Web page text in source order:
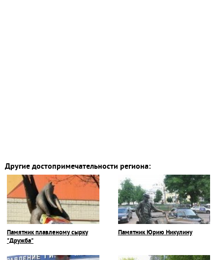
Другие достопримечательности региона:
Памятник плавленому сырку
"Дружба"
Памятник Юрию Никулину